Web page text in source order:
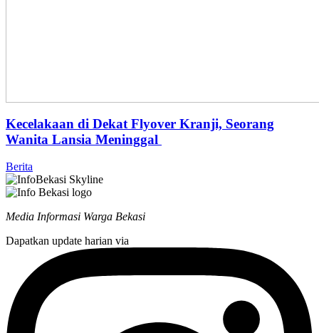
Kecelakaan di Dekat Flyover Kranji, Seorang
Wanita Lansia Meninggal
Berita
Media Informasi Warga Bekasi
Dapatkan update harian via